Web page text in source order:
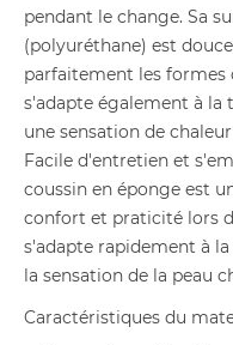
pendant le change. Sa
(polyuréthane) est
parfaitement les formes
s'adapte également à
une sensation de
Facile d'entretien et
coussin en éponge est
confort et praticité lors
s'adapte rapidement à
la sensation de la peau
Caractéristiques du